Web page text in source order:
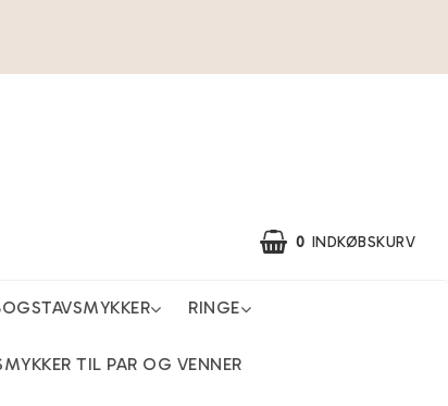
0 INDKØBSKURV
RINGE
TIL PAR OG VENNER